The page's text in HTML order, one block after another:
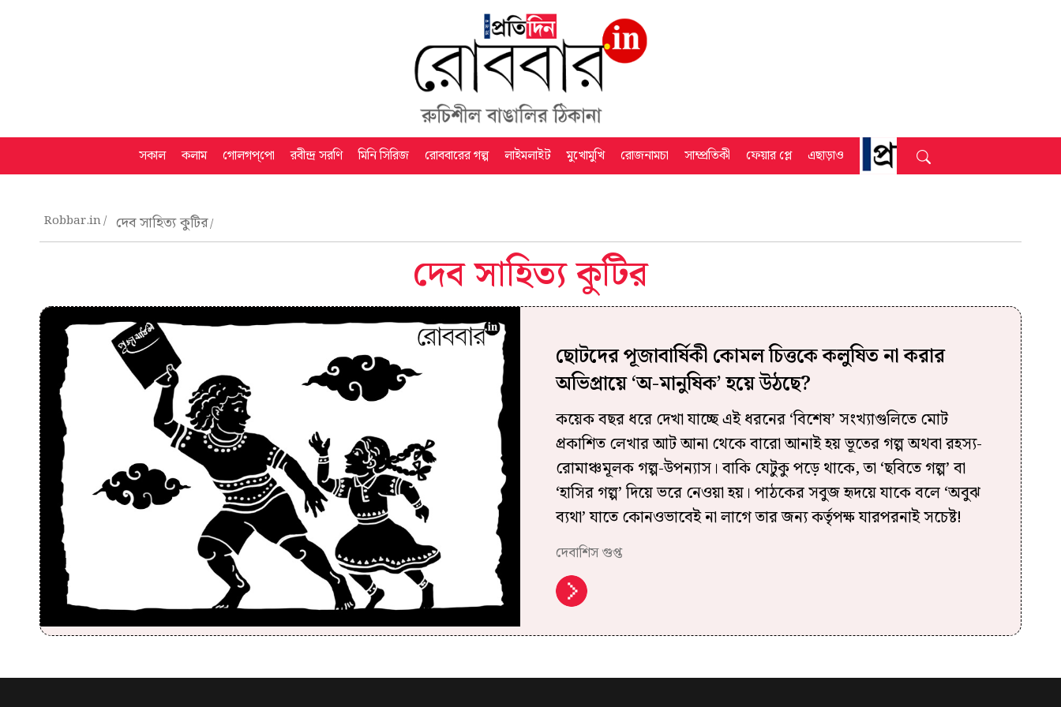
সকাল কলাম গোলগপ্‌পো রবীন্দ্র সরণি মিনি সিরিজ রোববারের গল্প লাইমলাইট মুখোমুখি রোজনামচা সাম্প্রতিকী ফেয়ার প্লে এছাড়াও
Robbar.in দেব সাহিত্য কুটির
দেব সাহিত্য কুটির
ছোটদের পূজাবার্ষিকী কোমল চিত্তকে কলুষিত না করার
অভিপ্রায়ে ‘অ-মানুষিক’ হয়ে উঠছে?
কয়েক বছর ধরে দেখা যাচ্ছে এই ধরনের ‘বিশেষ’ সংখ্যাগুলিতে মোট
প্রকাশিত লেখার আট আনা থেকে বারো আনাই হয় ভূতের গল্প অথবা রহস্য-
রোমাঞ্চমূলক গল্প-উপন্যাস। বাকি যেটুকু পড়ে থাকে, তা ‘ছবিতে গল্প’ বা
‘হাসির গল্প’ দিয়ে ভরে নেওয়া হয়। পাঠকের সবুজ হৃদয়ে যাকে বলে ‘অবুঝ
ব্যথা’ যাতে কোনওভাবেই না লাগে তার জন্য কর্তৃপক্ষ যারপরনাই সচেষ্ট!
দেবাশিস গুপ্ত